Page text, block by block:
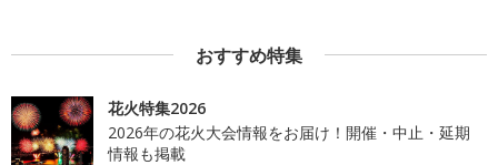
おすすめ特集
花火特集2026
2026年の花火大会情報をお届け！開催・中止・延期
情報も掲載